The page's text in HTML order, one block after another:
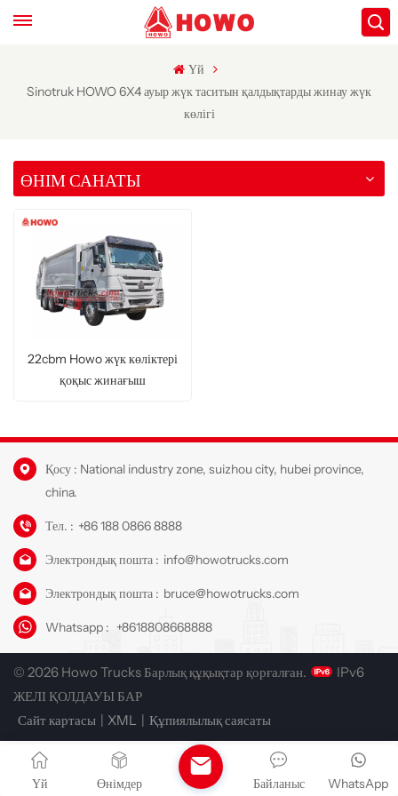
Үй
Sinotruk HOWO 6X4 ауыр жүк таситын қалдықтарды жинау жүк
көлігі
ӨНІМ САНАТЫ
22cbm Howo жүк көліктері
қоқыс жинағыш
Қосу : National industry zone, suizhou city, hubei province,
china.
Тел. : +86 188 0866 8888
Электрондық пошта : info@howotrucks.com
Электрондық пошта : bruce@howotrucks.com
Whatsapp : +8618808668888
© 2026 Howo Trucks Барлық құқықтар қорғалған.
IPv6
ЖЕЛІ ҚОЛДАУЫ БАР
Сайт картасы | XML | Құпиялылық саясаты
Үй Өнімдер WhatsApp
Байланыс